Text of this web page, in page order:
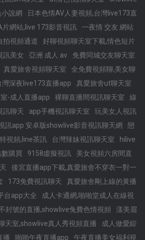
說網
日本色情AV人妻視頻,台灣live173直
片網站,live 173影音視訊
一夜情 交友 網站
拍視頻通道
好聊視頻聊天室下載,情色短片
訊美女
亞洲 成人 av
免費同城交友聊天室
真愛旅舍視頻聊天室
全免費視頻聊,美女聊
灣深夜live173直播app
真愛旅舍ut聊天室
-成人直播app
裸聊直播間視訊聊天室
線
訊聊天 app手機視訊聊天室
玩美女人視訊
訊app 安卓版showlive影音視訊聊天網
戀
視頻,line茶訊 台灣辣妹視訊聊天室
hilive
購買
9158虛擬視訊
美女視頻六房間直
後宮直播app下載,真愛旅舍不穿衣一對一
173免費視訊聊天
真愛旅舍剛上線的黃播
台app大全
成人卡通網,啪啪堂成人在線視
封號的直播,showlive兔費色情視頻
漾美眉
天室,showlive真人秀視頻直播
成人做愛綜
播
啪啪午夜直播app 午夜直播美女福利視